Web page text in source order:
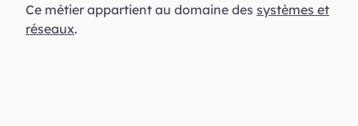
Ce métier appartient au domaine des systèmes et
réseaux.